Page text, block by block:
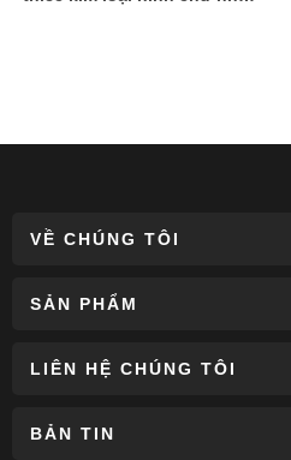
VỀ CHÚNG TÔI
SẢN PHẨM
LIÊN HỆ CHÚNG TÔI
BẢN TIN